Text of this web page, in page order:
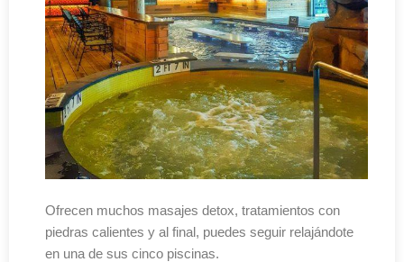
Ofrecen muchos masajes detox, tratamientos con
piedras calientes y al final, puedes seguir relajándote
en una de sus cinco piscinas.